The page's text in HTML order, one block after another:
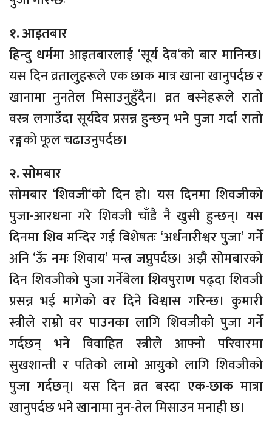
१. आइतबार
हिन्दु धर्ममा आइतबारलाई ‘सूर्य देव‘को बार मानिन्छ।
यस दिन व्रतालुहरूले एक छाक मात्र खाना खानुपर्दछ र
खानामा नुनतेल मिसाउनुहुँदैन। व्रत बस्नेहरूले रातो
वस्त्र लगाउँदा सूर्यदेव प्रसन्न हुन्छन् भने पुजा गर्दा रातो
रङ्गको फूल चढाउनुपर्दछ।
२. सोमबार
सोमबार ‘शिवजी‘को दिन हो। यस दिनमा शिवजीको
पुजा-आरधना गरे शिवजी चाँडै नै खुसी हुन्छन्। यस
दिनमा शिव मन्दिर गई विशेषतः ‘अर्धनारीश्वर पुजा’ गर्ने
अनि ‘ऊँ नमः शिवाय’ मन्त्र जप्नुपर्दछ। अझै सोमबारको
दिन शिवजीको पुजा गर्नेबेला शिवपुराण पढ्दा शिवजी
प्रसन्न भई मागेको वर दिने विश्वास गरिन्छ। कुमारी
स्त्रीले राम्रो वर पाउनका लागि शिवजीको पुजा गर्ने
गर्दछन् भने विवाहित स्त्रीले आफ्नो परिवारमा
सुखशान्ती र पतिको लामो आयुको लागि शिवजीको
पुजा गर्दछन्। यस दिन व्रत बस्दा एक-छाक मात्रा
खानुपर्दछ भने खानामा नुन-तेल मिसाउन मनाही छ।